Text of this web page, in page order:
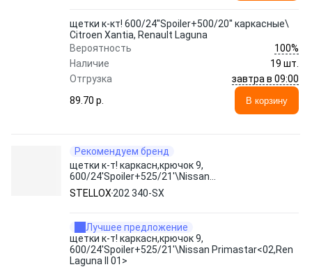
щетки к-кт! 600/24''Spoiler+500/20'' каркасные\
Citroen Xantia, Renault Laguna
Вероятность
100%
Наличие
19 шт.
Отгрузка
завтра в 09:00
89.70 p.
В корзину
Рекомендуем бренд
щетки к-т! каркасн,крючок 9,
600/24'Spoiler+525/21'\Nissan
Primastar<02,Ren Laguna II 01>
STELLOX 202 340-SX
Лучшее предложение
щетки к-т! каркасн,крючок 9,
600/24'Spoiler+525/21'\Nissan Primastar<02,Ren
Laguna II 01>